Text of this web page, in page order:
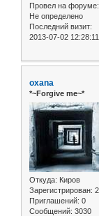
Провел на форуме:
Не определено
Последний визит:
2013-07-02 12:28:11
oxana
*~Forgive me~*
Откуда: Киров
Зарегистрирован:
Приглашений: 0
Сообщений: 3030